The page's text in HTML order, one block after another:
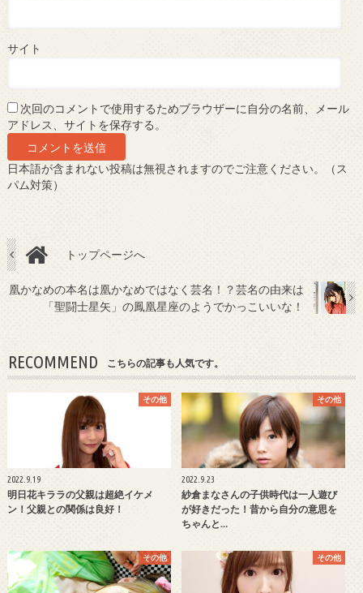
サイト
次回のコメントで使用するためブラウザーに自分の名前、メール
アドレス、サイトを保存する。
日本語が含まれない投稿は無視されますのでご注意ください。（ス
パム対策）
トップページへ
凰かなめの本名は凰かなめではなく芸名！？芸名の由来は
「聖闘士星矢」の鳳凰星座のようでかっこいいな！
RECOMMEND こちらの記事も人気です。
その他
2022.9.19
明日花キララの父親は超絶イケメ
ン！父親との関係は良好！
その他
2022.9.23
紗倉まなさんの子供時代は一人遊び
が好きだった！昔から自分の意思を
ちゃんと…
その他 その他